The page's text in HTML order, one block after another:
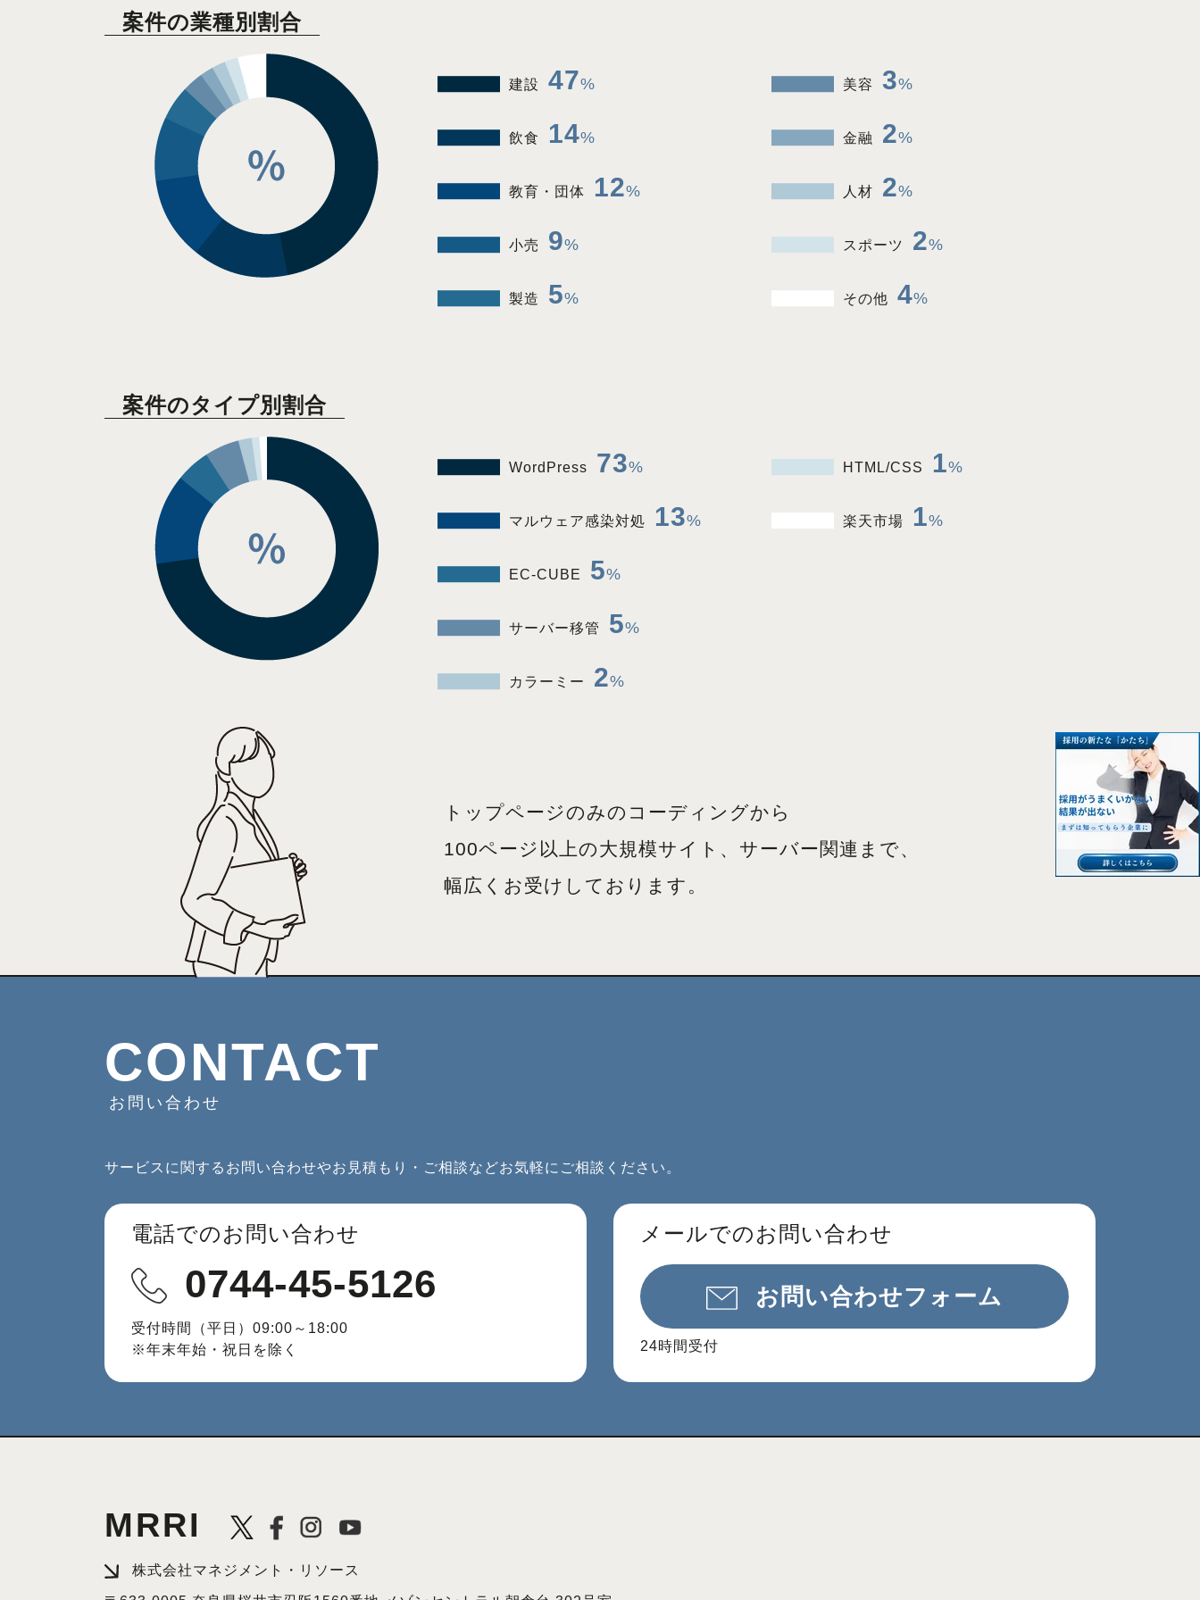
案件の業種別割合
建設 47
飲食 14
教育・団体 12
小売 9
製造 5
美容 3
金融 2
人材 2
スポーツ 2
その他 4
案件のタイプ別割合
WordPress 73
マルウェア感染対処 13
EC-CUBE 5
サーバー移管 5
カラーミー 2
HTML/CSS 1
楽天市場 1
トップページのみのコーディングから
100ページ以上の大規模サイト、サーバー関連まで、
幅広くお受けしております。
CONTACT
お問い合わせ
サービスに関するお問い合わせやお見積もり・ご相談などお気軽にご相談ください。
電話でのお問い合わせ
0744-45-5126
受付時間（平日）09:00～18:00
※年末年始・祝日を除く
メールでのお問い合わせ
お問い合わせフォーム
24時間受付
MRRI
株式会社マネジメント・リソース